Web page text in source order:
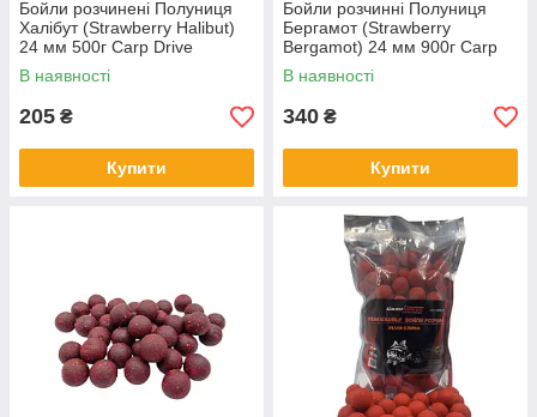
Бойли розчинені Полуниця
Халібут (Strawberry Halibut)
24 мм 500г Carp Drive
В наявності
205 ₴
Купити
Бойли розчинні Полуниця
Бергамот (Strawberry
Bergamot) 24 мм 900г Carp
Drive
В наявності
340 ₴
Купити